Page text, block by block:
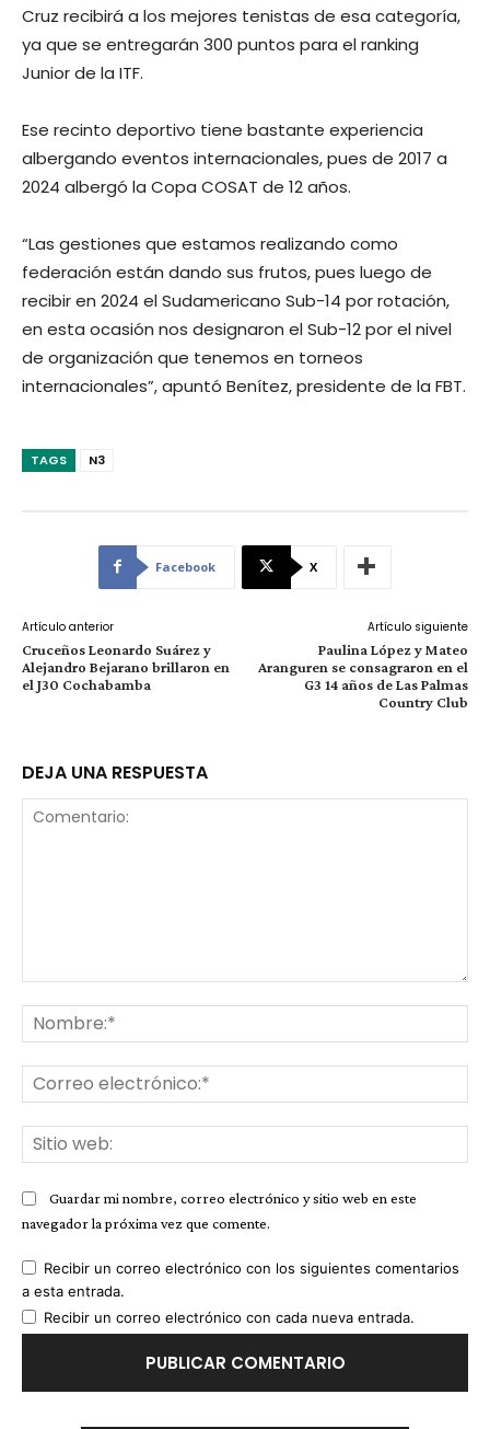
Cruz recibirá a los mejores tenistas de esa categoría,
ya que se entregarán 300 puntos para el ranking
Junior de la ITF.
Ese recinto deportivo tiene bastante experiencia
albergando eventos internacionales, pues de 2017 a
2024 albergó la Copa COSAT de 12 años.
“Las gestiones que estamos realizando como
federación están dando sus frutos, pues luego de
recibir en 2024 el Sudamericano Sub-14 por rotación,
en esta ocasión nos designaron el Sub-12 por el nivel
de organización que tenemos en torneos
internacionales”, apuntó Benítez, presidente de la FBT.
TAGS N3
Facebook X
Artículo anterior
Cruceños Leonardo Suárez y
Alejandro Bejarano brillaron en
el J30 Cochabamba
Artículo siguiente
Paulina López y Mateo
Aranguren se consagraron en el
G3 14 años de Las Palmas
Country Club
DEJA UNA RESPUESTA
Guardar mi nombre, correo electrónico y sitio web en este
navegador la próxima vez que comente.
Recibir un correo electrónico con los siguientes comentarios
a esta entrada.
Recibir un correo electrónico con cada nueva entrada.